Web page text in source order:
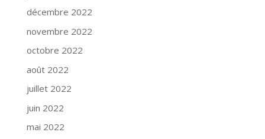
décembre 2022
novembre 2022
octobre 2022
août 2022
juillet 2022
juin 2022
mai 2022